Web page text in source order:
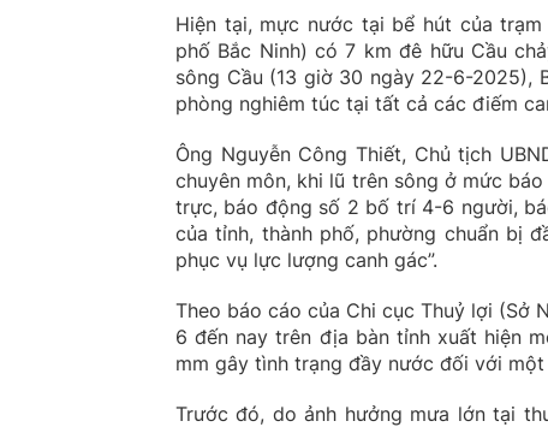
Hiện tại, mực nước tại bể hút của
phố Bắc Ninh) có 7 km đê hữu Cầu
sông Cầu (13 giờ 30 ngày 22-6-2025),
phòng nghiêm túc tại tất cả các điếm
Ông Nguyễn Công Thiết, Chủ tịch
chuyên môn, khi lũ trên sông ở mức
trực, báo động số 2 bố trí 4-6 người,
của tỉnh, thành phố, phường chuẩn bị
phục vụ lực lượng canh gác”.
Theo báo cáo của Chi cục Thuỷ lợi (Sở
6 đến nay trên địa bàn tỉnh xuất hiện
mm gây tình trạng đầy nước đối với
Trước đó, do ảnh hưởng mưa lớn tại